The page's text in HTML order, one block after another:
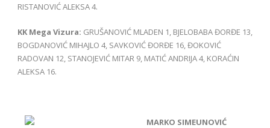
RISTANOVIĆ ALEKSA 4.
KK Mega Vizura: GRUŠANOVIĆ MLADEN 1, BJELOBABA ĐORĐE 13,
BOGDANOVIĆ MIHAJLO 4, SAVKOVIĆ ĐORĐE 16, ĐOKOVIĆ
RADOVAN 12, STANOJEVIĆ MITAR 9, MATIĆ ANDRIJA 4, KORAĆIN
ALEKSA 16.
MARKO SIMEUNOVIĆ